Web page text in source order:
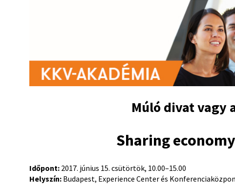
Múló divat vagy
Sharing
Időpont: 2017. június 15. csütörtök, 10.00–15.00
Helyszín: Budapest, Experience Center és